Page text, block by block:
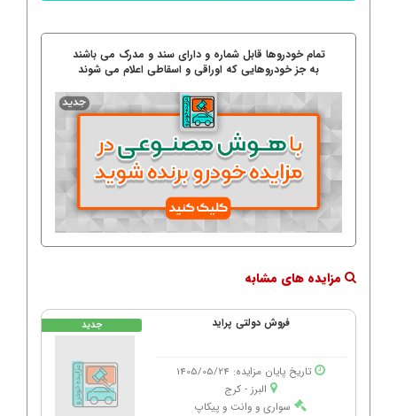
تمام خودروها قابل شماره و دارای سند و مدرک می باشند
به جز خودروهایی که اوراقی و اسقاطی اعلام می شوند
مزایده های مشابه
فروش دولتی پرايد
تاریخ پایان مزایده: 1405/05/24
البرز - كرج
سواری و وانت و پیکاپ
جدید